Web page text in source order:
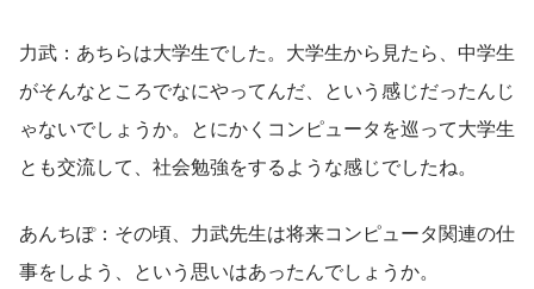
力武：あちらは大学生でした。大学生から見たら、中学生
がそんなところでなにやってんだ、という感じだったんじ
ゃないでしょうか。とにかくコンピュータを巡って大学生
とも交流して、社会勉強をするような感じでしたね。
あんちぽ：その頃、力武先生は将来コンピュータ関連の仕
事をしよう、という思いはあったんでしょうか。